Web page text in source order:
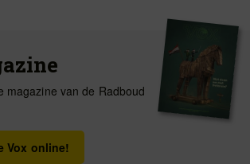
magazine van de Radboud
Vox online!